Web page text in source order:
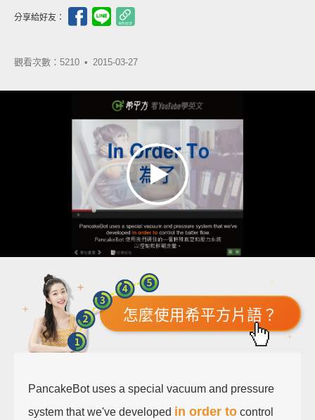
分享給好友：
觀看次數：5210 • 2015-03-27
怎麼使用希平方片語？
PancakeBot uses a special vacuum and pressure
system that we've developed in order to control